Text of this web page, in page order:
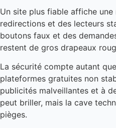
Un site plus fiable affiche
redirections et des lecteurs
boutons faux et des
restent de gros drapeaux
La sécurité compte autant
plateformes gratuites non
publicités malveillantes et à
peut briller, mais la cave
pièges.